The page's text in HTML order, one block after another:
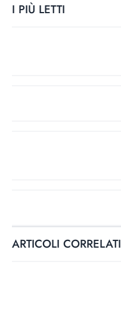
I PIÙ LETTI
ARTICOLI CORRELATI